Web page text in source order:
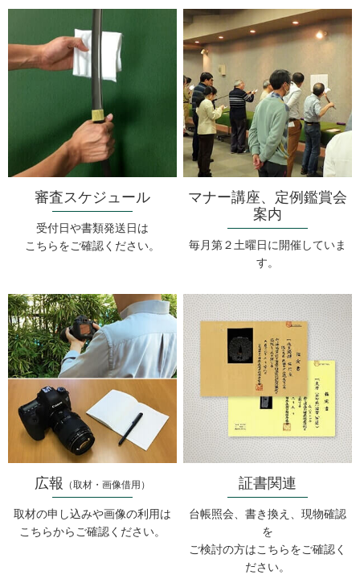
審査スケジュール
受付日や書類発送日は
こちらをご確認ください。
マナー講座、定例鑑賞会
案内
毎月第２土曜日に開催していま
す。
広報 （取材・画像借用）
取材の申し込みや画像の利用は
こちらからご確認ください。
証書関連
台帳照会、書き換え、現物確認
を
ご検討の方はこちらをご確認く
ださい。